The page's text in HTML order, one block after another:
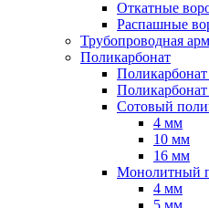
Откатные
Распашные
Трубопроводная
Поликарбонат
Поликарбонат
Сотовый
4 мм
10 мм
16 мм
Монолитный
4 мм
5 мм